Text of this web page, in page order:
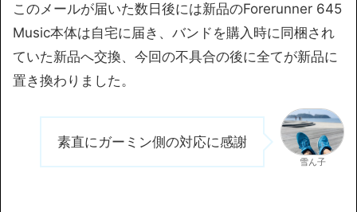
このメールが届いた数日後には新品のForerunner 645
Music本体は自宅に届き、バンドを購入時に同梱され
ていた新品へ交換、今回の不具合の後に全てが新品に
置き換わりました。
素直にガーミン側の対応に感謝
雪ん子